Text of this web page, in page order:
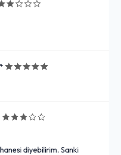
diyebilirim. Sanki